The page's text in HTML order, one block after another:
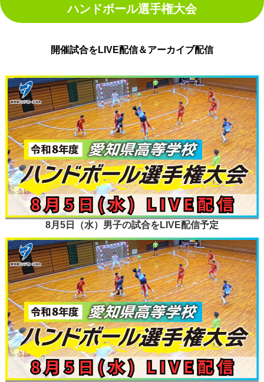
ハンドボール選手権大会
開催試合をLIVE配信＆アーカイブ配信
8月5日（水）男子の試合をLIVE配信予定